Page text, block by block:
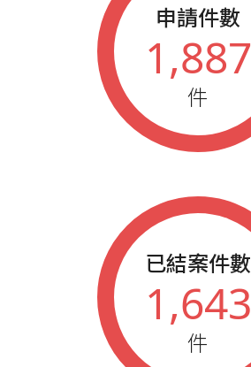
新力獎觀察會員(累計48次)
秋季藍鵲業務大會績優人員
春季藍鵲業務大會績優人員
秋季藍鵲業務大會績優人員
春季藍鵲業務大會績優人員
藍鵲企業家榮譽會員
藍鵲企業家榮譽會員
春季藍鵲業務大會績優人員
秋季藍鵲業務大會績優人員
秋季藍鵲業務大會績優人員
藍鵲企業家參加年會人員
藍鵲企業家參加年會人員
藍鵲企業家參加年會人員
申請件數
1,887
件
已結案件數
1,643
件